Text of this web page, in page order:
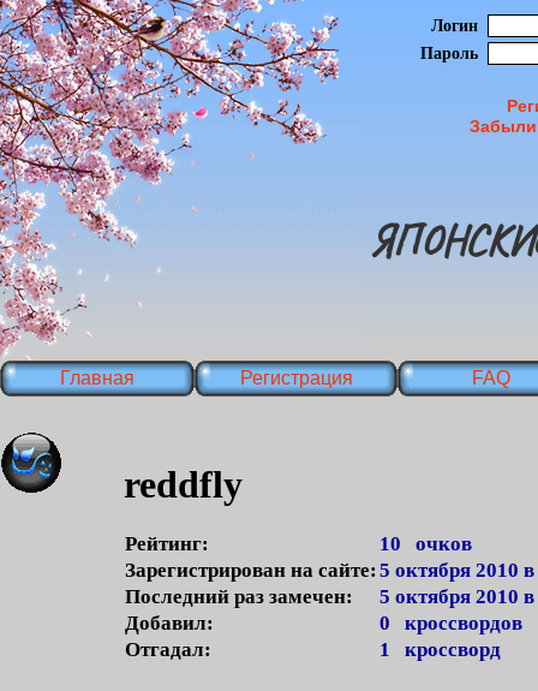
Логин
Пароль
Главная Регистрация FAQ
reddfly
Рейтинг:
10 очков
Зарегистрирован на сайте: 5 октября 2010
Последний раз замечен:
5 октября 2010
Добавил:
0 кроссвордов
Отгадал:
1 кроссворд